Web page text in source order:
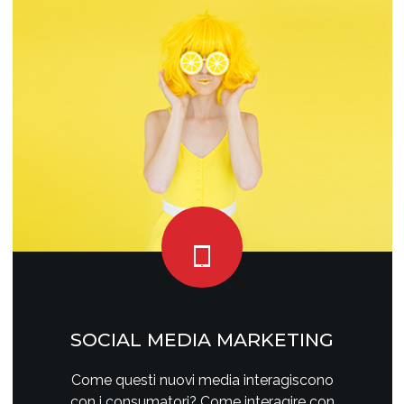
SOCIAL MEDIA MARKETING
Come questi nuovi media interagiscono